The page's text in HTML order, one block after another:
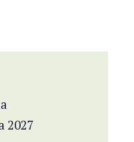
2027